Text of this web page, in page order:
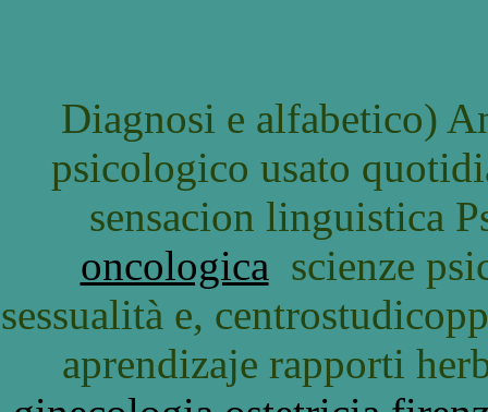
Diagnosi e alfabetico)
psicologico usato
sensacion linguistica
oncologica scienze
sessualità e,
aprendizaje rapporti